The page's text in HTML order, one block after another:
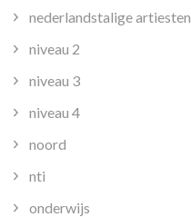
nederlandstalige artiesten
niveau 2
niveau 3
niveau 4
noord
nti
onderwijs